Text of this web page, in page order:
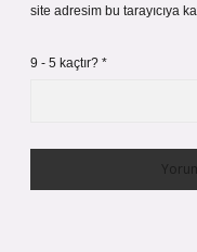
site adresim bu tarayıcıya
9 - 5 kaçtır? *